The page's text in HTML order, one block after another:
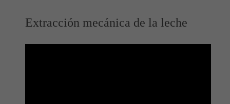
Extracción mecánica de la leche